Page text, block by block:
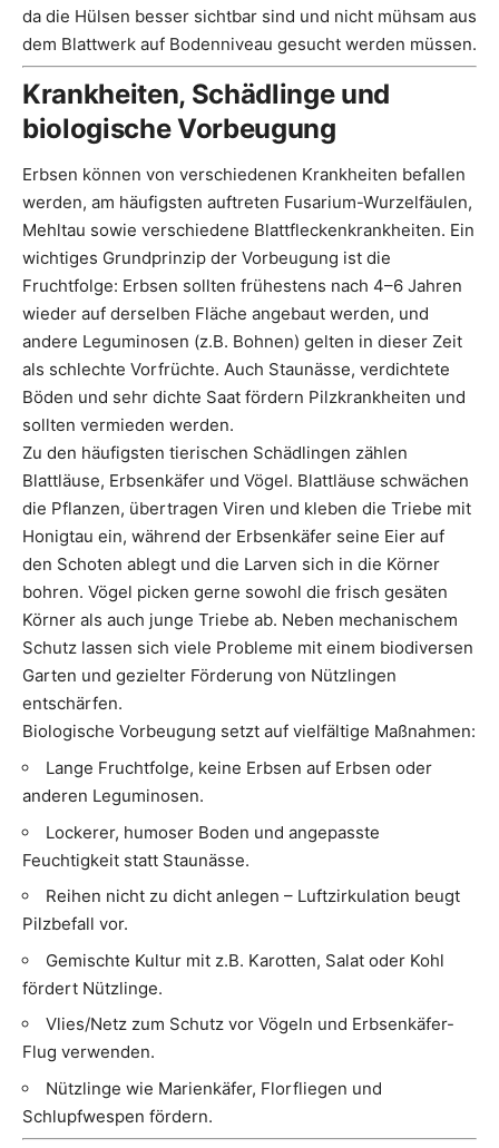
da die Hülsen besser sichtbar sind und nicht mühsam aus
dem Blattwerk auf Bodenniveau gesucht werden müssen.
Krankheiten, Schädlinge und
biologische Vorbeugung
Erbsen können von verschiedenen Krankheiten befallen
werden, am häufigsten auftreten Fusarium-Wurzelfäulen,
Mehltau sowie verschiedene Blattfleckenkrankheiten. Ein
wichtiges Grundprinzip der Vorbeugung ist die
Fruchtfolge: Erbsen sollten frühestens nach 4–6 Jahren
wieder auf derselben Fläche angebaut werden, und
andere Leguminosen (z.B. Bohnen) gelten in dieser Zeit
als schlechte Vorfrüchte. Auch Staunässe, verdichtete
Böden und sehr dichte Saat fördern Pilzkrankheiten und
sollten vermieden werden.
Zu den häufigsten tierischen Schädlingen zählen
Blattläuse, Erbsenkäfer und Vögel. Blattläuse schwächen
die Pflanzen, übertragen Viren und kleben die Triebe mit
Honigtau ein, während der Erbsenkäfer seine Eier auf
den Schoten ablegt und die Larven sich in die Körner
bohren. Vögel picken gerne sowohl die frisch gesäten
Körner als auch junge Triebe ab. Neben mechanischem
Schutz lassen sich viele Probleme mit einem biodiversen
Garten und gezielter Förderung von Nützlingen
entschärfen.
Biologische Vorbeugung setzt auf vielfältige Maßnahmen:
Lange Fruchtfolge, keine Erbsen auf Erbsen oder
anderen Leguminosen.
Lockerer, humoser Boden und angepasste
Feuchtigkeit statt Staunässe.
Reihen nicht zu dicht anlegen – Luftzirkulation beugt
Pilzbefall vor.
Gemischte Kultur mit z.B. Karotten, Salat oder Kohl
fördert Nützlinge.
Vlies/Netz zum Schutz vor Vögeln und Erbsenkäfer-
Flug verwenden.
Nützlinge wie Marienkäfer, Florfliegen und
Schlupfwespen fördern.